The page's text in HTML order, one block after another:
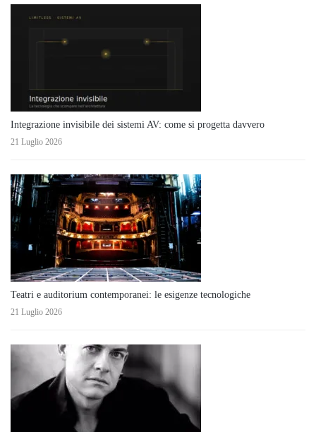
Integrazione invisibile dei sistemi AV: come si progetta davvero
21 Luglio 2026
Teatri e auditorium contemporanei: le esigenze tecnologiche
21 Luglio 2026